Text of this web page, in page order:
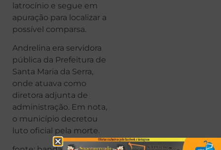
latrocínio e segue em
apuração para localizar a
possível comparsa.
Andrelina era servidora
pública da Prefeitura de
Santa Maria da Serra,
onde atuava como
diretora adjunta de
administração. Em nota,
o município decretou
luto oficial pela morte.